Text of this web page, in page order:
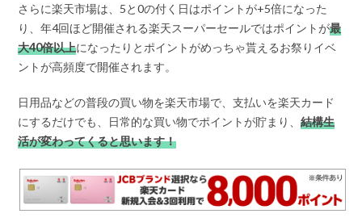
さらに楽天市場は、5と0の付く日はポイントが+5倍になった
り、年4回ほど開催される楽天スーパーセールではポイントが最
大40倍以上になったりとポイントがめっちゃ貰えるお祭りイベ
ントが高頻度で開催されます。
日用品などの普段の買い物を楽天市場で、支払いを楽天カード
にするだけでも、日常的な買い物でポイントが貯まり、結構生
活が変わってくると思います！